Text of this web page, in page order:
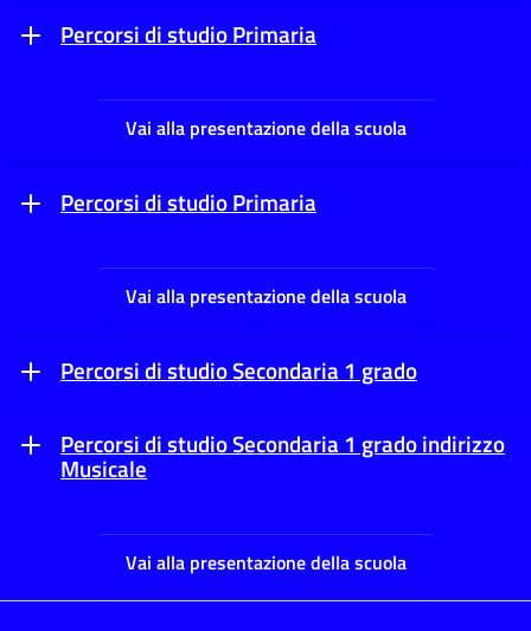
Percorsi di studio Primaria
Vai alla presentazione della scuola
Percorsi di studio Primaria
Vai alla presentazione della scuola
Percorsi di studio Secondaria 1 grado
Percorsi di studio Secondaria 1 grado indirizzo
Musicale
Vai alla presentazione della scuola